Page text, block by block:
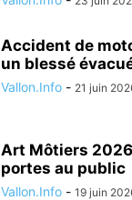
Accident de
un blessé
Vallon.Info - 21 juin
Art Môtiers
portes au public
Vallon.Info - 19 juin